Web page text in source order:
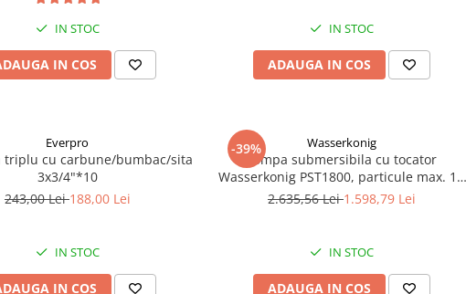
IN STOC
IN COS
IN STOC
ADAUGA IN COS
Everpro
triplu cu carbune/bumbac/sita
3x3/4"*10
243,00 Lei188,00 Lei
IN STOC
IN COS
-39% Wasserkonig
Pompa submersibila cu tocator
Wasserkonig PST1800, particule max. 10
mm, putere 1800 W, debit 17500 l/h,
2.635,56 Lei1.598,79 Lei
IN STOC
ADAUGA IN COS